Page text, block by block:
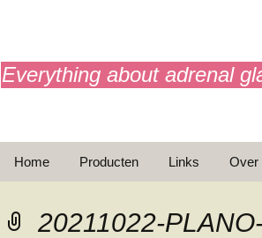
Everything about adrenal
inhoud
Home Producten Links Over
20211022-